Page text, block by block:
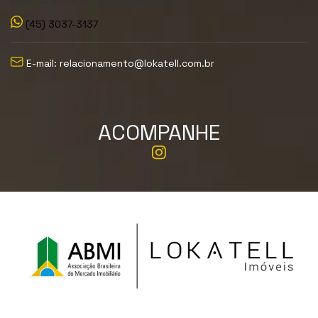
(45) 3037-3137
E-mail: relacionamento@lokatell.com.br
ACOMPANHE